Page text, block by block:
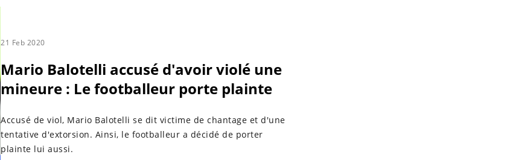
21 Feb 2020
Mario Balotelli accusé d'avoir violé une
mineure : Le footballeur porte plainte
Accusé de viol, Mario Balotelli se dit victime de chantage et d'une
tentative d'extorsion. Ainsi, le footballeur a décidé de porter
plainte lui aussi.